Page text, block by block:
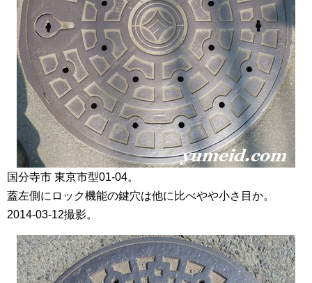
国分寺市 東京市型01-04。
蓋左側にロック機能の鍵穴は他に比べやや小さ目か。
2014-03-12撮影。